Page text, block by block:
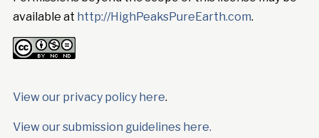
available at http://HighPeaksPureEarth.com.
View our privacy policy here.
View our submission guidelines here.